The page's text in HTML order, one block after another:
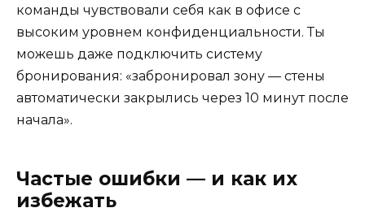
команды чувствовали себя как в офисе с
высоким уровнем конфиденциальности. Ты
можешь даже подключить систему
бронирования: «забронировал зону — стены
автоматически закрылись через 10 минут после
начала».
Частые ошибки — и как их
избежать